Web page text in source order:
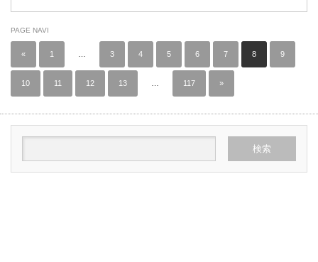
PAGE NAVI
« 1 3 4 5 6 7 8 9
10 11 12 13 117 »